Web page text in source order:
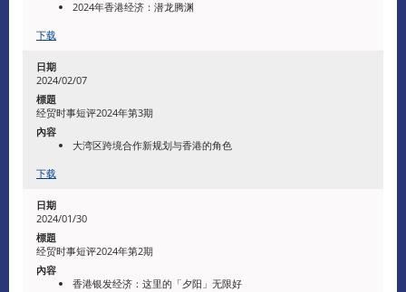
2024年香港经济：潜龙腾渊
下载
2024/02/07
经贸时事短评2024年第3期
大湾区跨境合作新规划与香港的角色
下载
2024/01/30
经贸时事短评2024年第2期
香港银发经济：这里的「夕阳」无限好